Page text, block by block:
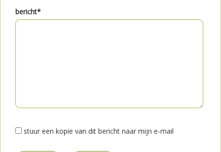
bericht*
stuur een kopie van dit bericht naar mijn e-mail